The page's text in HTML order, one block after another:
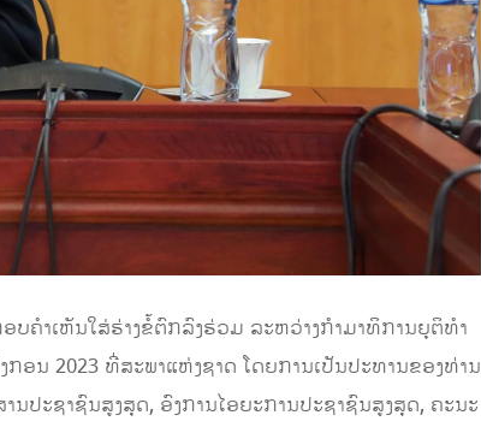
ຄໍາເຫັນໃສ່ຮ່າງຂໍ້ຕົກລົງຮ່ວມ ລະຫວ່າງກໍາມາທິການຍຸຕິທໍາ
ອນ 2023 ທີ່ສະພາແຫ່ງຊາດ ໂດຍການເປັນປະທານຂອງທ່ານ
ປະຊາຊົນສູງສຸດ, ອົງການໄອຍະການປະຊາຊົນສູງສຸດ, ຄະນະ